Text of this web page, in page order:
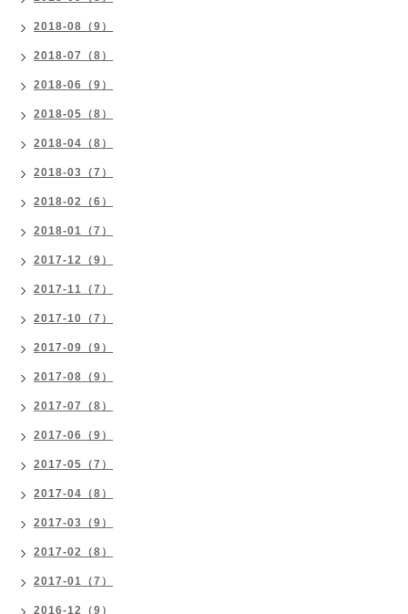
2018-08（9）
2018-07（8）
2018-06（9）
2018-05（8）
2018-04（8）
2018-03（7）
2018-02（6）
2018-01（7）
2017-12（9）
2017-11（7）
2017-10（7）
2017-09（9）
2017-08（9）
2017-07（8）
2017-06（9）
2017-05（7）
2017-04（8）
2017-03（9）
2017-02（8）
2017-01（7）
2016-12（9）